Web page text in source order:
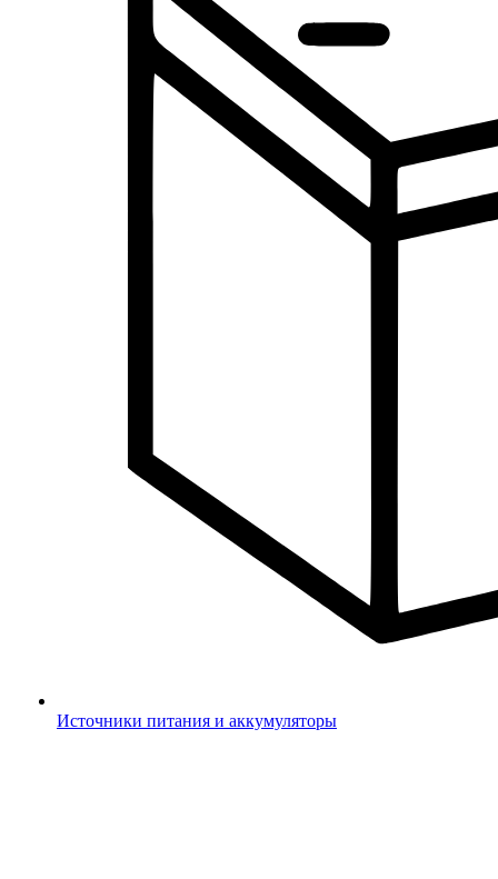
Источники питания и аккумуляторы